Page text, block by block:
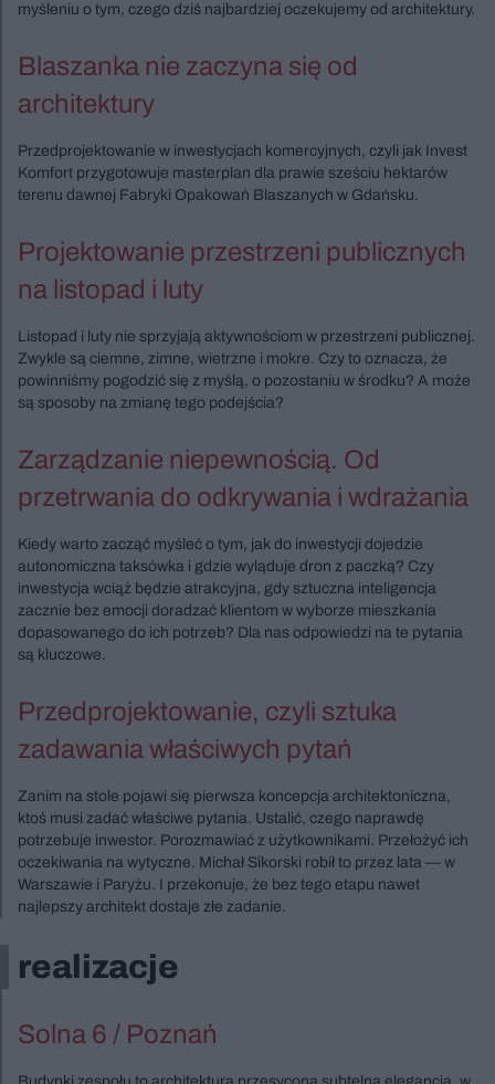
myśleniu o tym, czego dziś najbardziej oczekujemy od architektury.
Blaszanka nie zaczyna się od
architektury
Przedprojektowanie w inwestycjach komercyjnych, czyli jak Invest
Komfort przygotowuje masterplan dla prawie sześciu hektarów
terenu dawnej Fabryki Opakowań Blaszanych w Gdańsku.
Projektowanie przestrzeni publicznych
na listopad i luty
Listopad i luty nie sprzyjają aktywnościom w przestrzeni publicznej.
Zwykle są ciemne, zimne, wietrzne i mokre. Czy to oznacza, że
powinniśmy pogodzić się z myślą, o pozostaniu w środku? A może
są sposoby na zmianę tego podejścia?
Zarządzanie niepewnością. Od
przetrwania do odkrywania i wdrażania
Kiedy warto zacząć myśleć o tym, jak do inwestycji dojedzie
autonomiczna taksówka i gdzie wyląduje dron z paczką? Czy
inwestycja wciąż będzie atrakcyjna, gdy sztuczna inteligencja
zacznie bez emocji doradzać klientom w wyborze mieszkania
dopasowanego do ich potrzeb? Dla nas odpowiedzi na te pytania
są kluczowe.
Przedprojektowanie, czyli sztuka
zadawania właściwych pytań
Zanim na stole pojawi się pierwsza koncepcja architektoniczna,
ktoś musi zadać właściwe pytania. Ustalić, czego naprawdę
potrzebuje inwestor. Porozmawiać z użytkownikami. Przełożyć ich
oczekiwania na wytyczne. Michał Sikorski robił to przez lata — w
Warszawie i Paryżu. I przekonuje, że bez tego etapu nawet
najlepszy architekt dostaje złe zadanie.
realizacje
Solna 6 / Poznań